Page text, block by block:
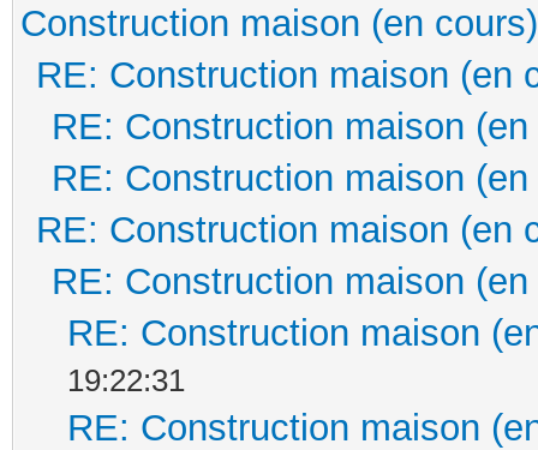
Construction maison (en cours)
RE: Construction maison (en
RE: Construction maison
RE: Construction maison
RE: Construction maison (en
RE: Construction maison
RE: Construction maison
19:22:31
RE: Construction maison